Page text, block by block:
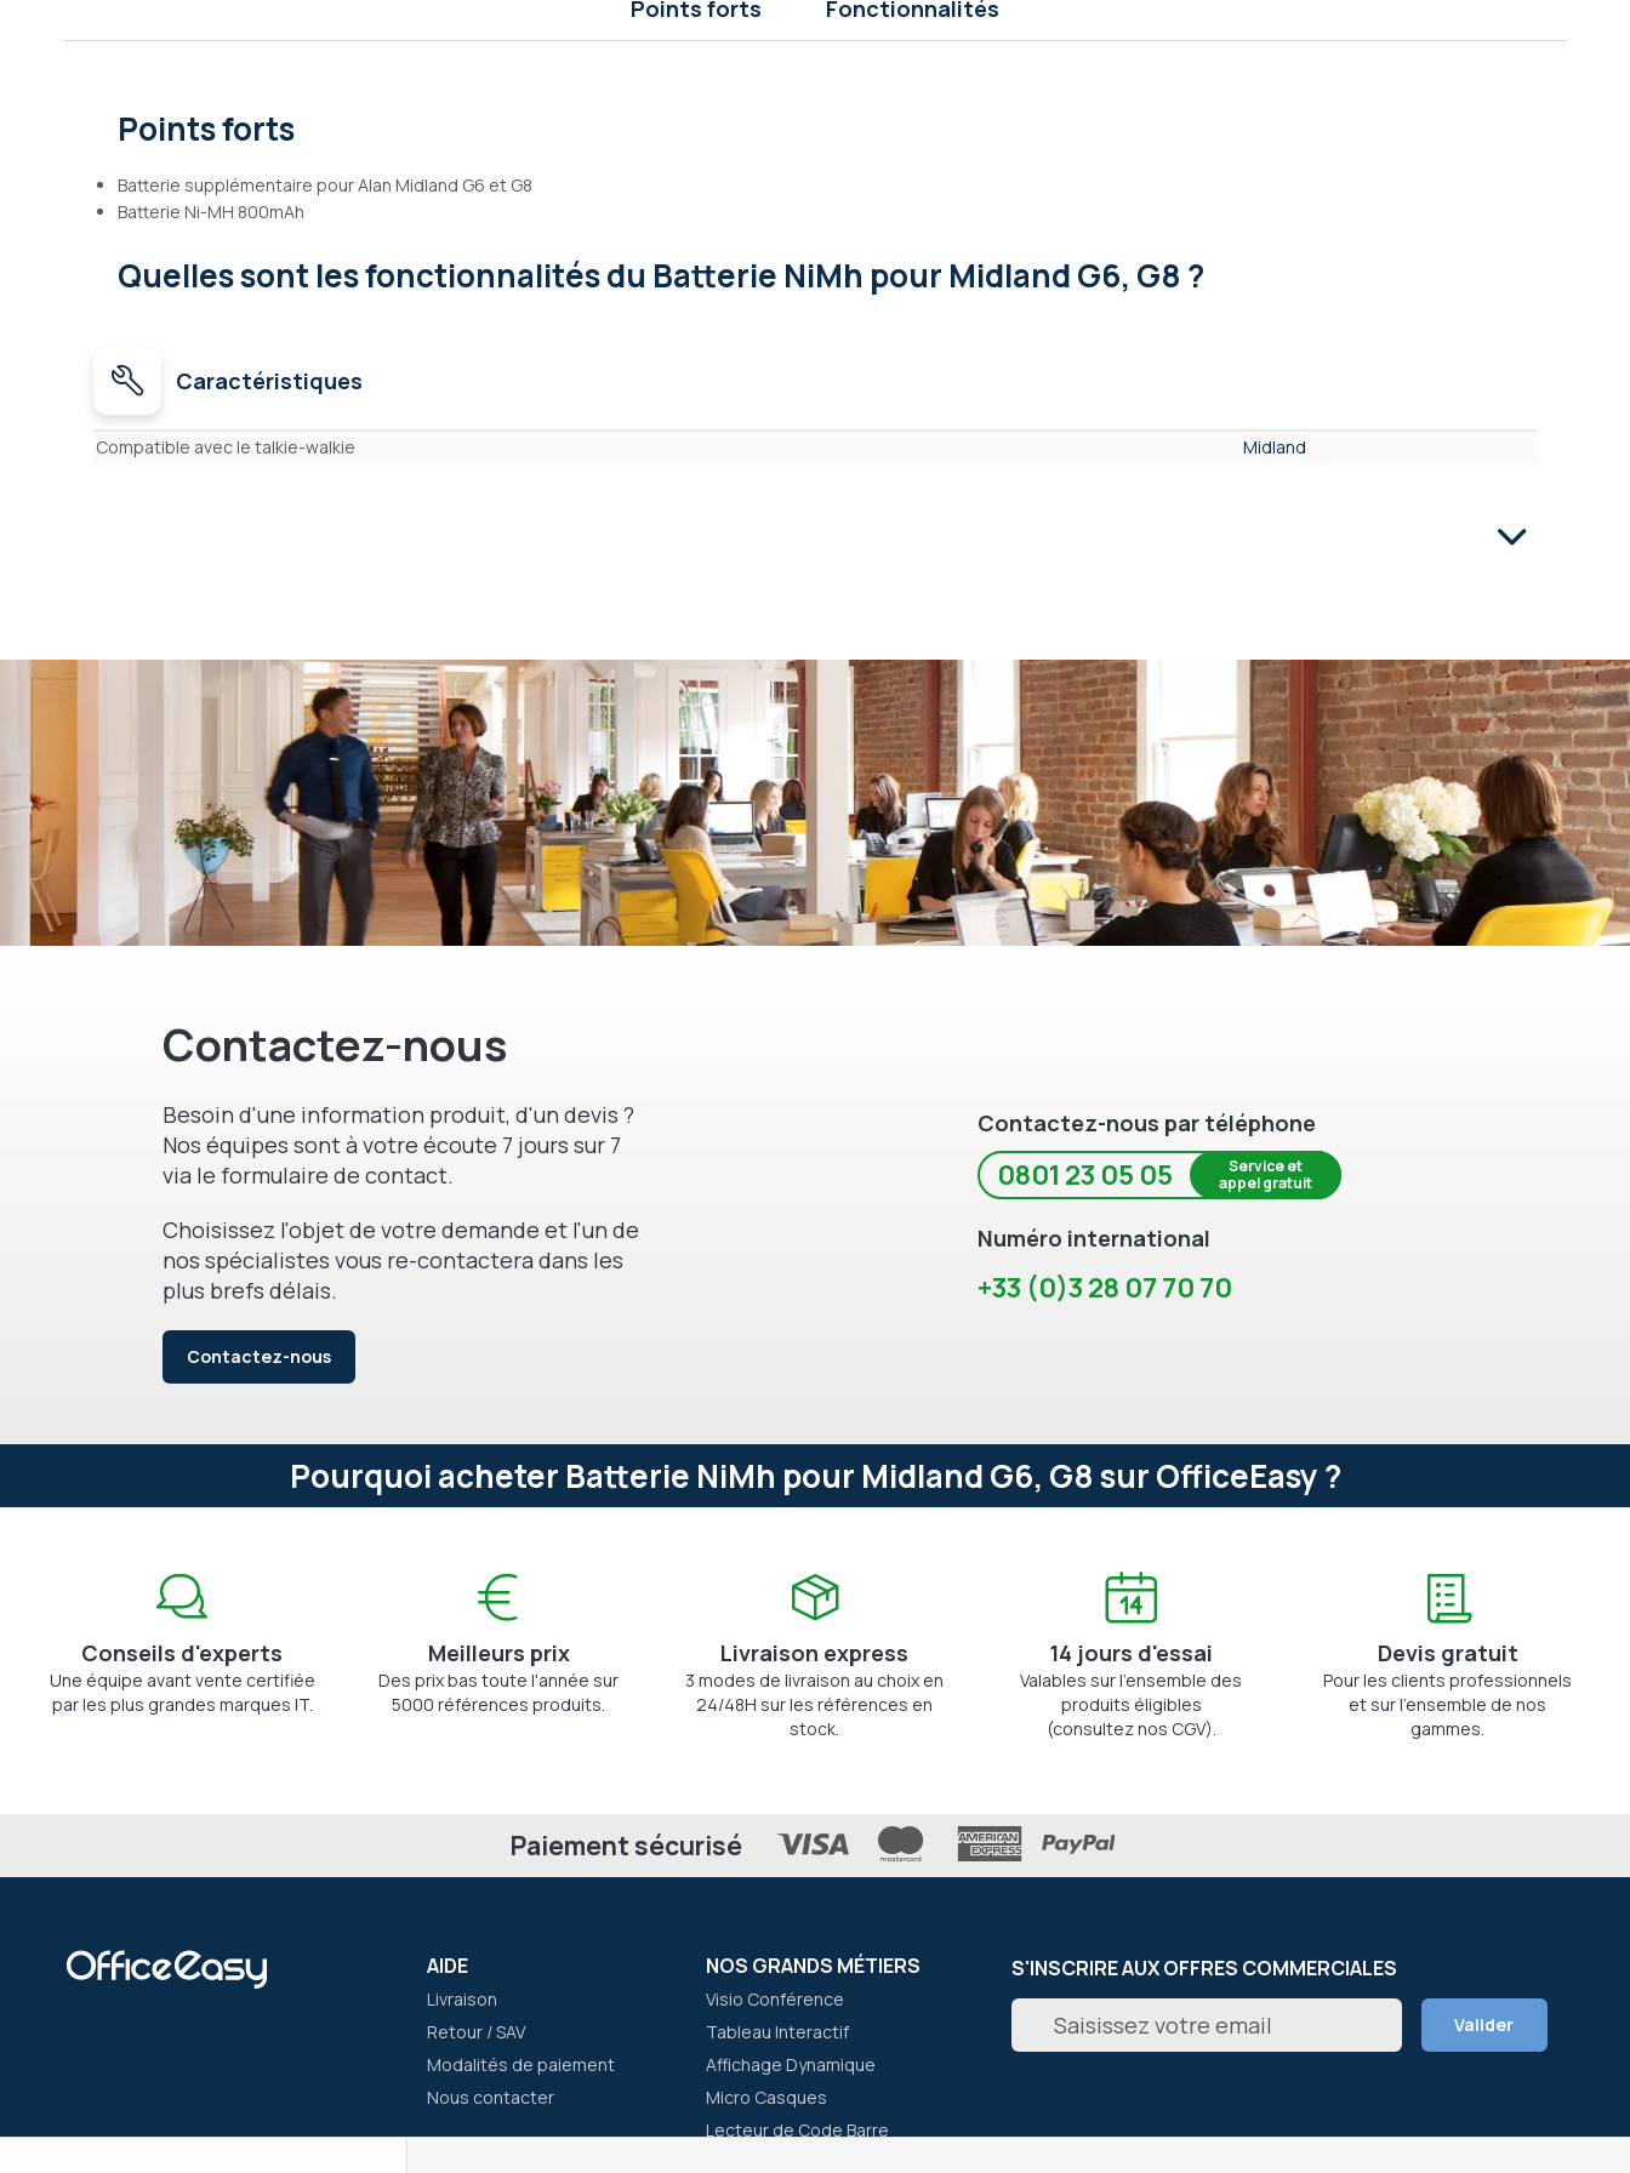
d’images
Points forts Fonctionnalités
Points forts
Batterie supplémentaire pour Alan Midland G6 et G8
Batterie Ni-MH 800mAh
Quelles sont les fonctionnalitésdu Batterie NiMh pour Midland G6, G8 ?
Caractéristiques
Caractéristiques
Compatible avec le talkie-walkie Midland
Contactez-nous
Besoin d'une information produit, d'un devis ?
Nos équipes sont à votre écoute 7 jours sur 7
via le formulaire de contact.
Choisissez l'objet de votre demande et l'un de
nos spécialistes vous re-contactera dans les
plus brefs délais.
Contactez-nous
Contactez-nous par téléphone
0801 23 05 05
Service et
appel gratuit
Numéro international
+33 (0)3 28 07 70 70
Pourquoi acheter Batterie NiMh pour Midland G6, G8 sur OfficeEasy ?
Conseils d'experts
Une équipe avant vente certifiée
par les plus grandes marques IT.
Meilleurs prix
Des prix bas toute l'année sur
5000 références produits.
Livraison express
3 modes de livraison au choix en
24/48H sur les références en
stock.
14 jours d'essai
Valables sur l'ensemble des
produits éligibles
(consultez nos CGV).
Devis gratuit
Pour les clients professionnels
et sur l'ensemble de nos
gammes.
Paiement sécurisé
AIDE
Livraison
Retour / SAV
Modalités de paiement
Nous contacter
NOS GRANDS MÉTIERS
Visio Conférence
Tableau Interactif
Affichage Dynamique
Micro Casques
Lecteur de Code Barre
S'INSCRIRE AUX OFFRES COMMERCIALES
Inscription
notre
Valider